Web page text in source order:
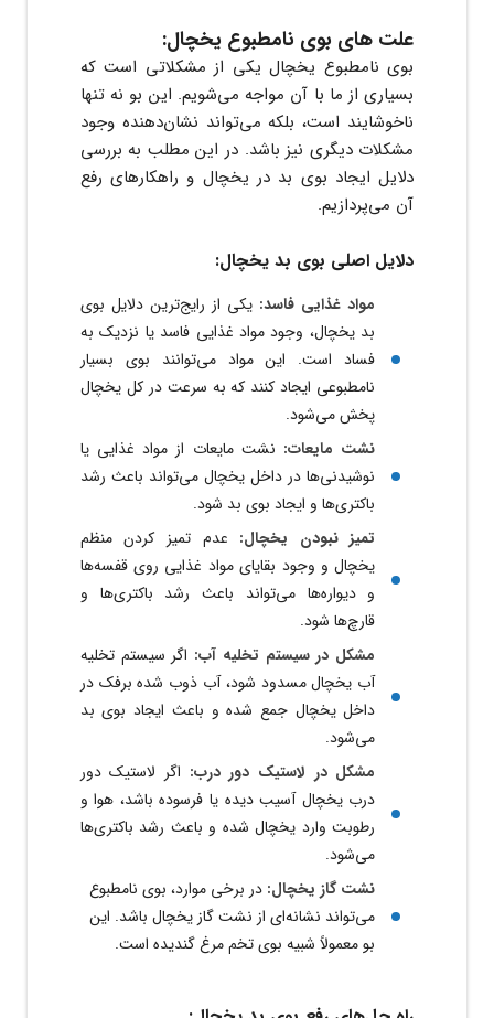
علت های بوی نامطبوع یخچال:
بوی نامطبوع یخچال یکی از مشکلاتی است که
بسیاری از ما با آن مواجه می‌شویم. این بو نه تنها
ناخوشایند است، بلکه می‌تواند نشان‌دهنده وجود
مشکلات دیگری نیز باشد. در این مطلب به بررسی
دلایل ایجاد بوی بد در یخچال و راهکارهای رفع
آن می‌پردازیم.
دلایل اصلی بوی بد یخچال:
مواد غذایی فاسد: یکی از رایج‌ترین دلایل بوی
بد یخچال، وجود مواد غذایی فاسد یا نزدیک به
فساد است. این مواد می‌توانند بوی بسیار
نامطبوعی ایجاد کنند که به سرعت در کل یخچال
پخش می‌شود.
نشت مایعات: نشت مایعات از مواد غذایی یا
نوشیدنی‌ها در داخل یخچال می‌تواند باعث رشد
باکتری‌ها و ایجاد بوی بد شود.
تمیز نبودن یخچال: عدم تمیز کردن منظم
یخچال و وجود بقایای مواد غذایی روی قفسه‌ها
و دیواره‌ها می‌تواند باعث رشد باکتری‌ها و
قارچ‌ها شود.
مشکل در سیستم تخلیه آب: اگر سیستم تخلیه
آب یخچال مسدود شود، آب ذوب شده برفک در
داخل یخچال جمع شده و باعث ایجاد بوی بد
می‌شود.
مشکل در لاستیک دور درب: اگر لاستیک دور
درب یخچال آسیب دیده یا فرسوده باشد، هوا و
رطوبت وارد یخچال شده و باعث رشد باکتری‌ها
می‌شود.
نشت گاز یخچال: در برخی موارد، بوی نامطبوع
می‌تواند نشانه‌ای از نشت گاز یخچال باشد. این
بو معمولاً شبیه بوی تخم مرغ گندیده است.